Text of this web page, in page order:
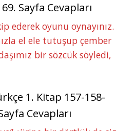
Sayfa Cevapları
ederek oyunu oynayınız.
el ele tutuşup çember
bir sözcük söyledi,
1. Kitap 157-158-
Cevapları